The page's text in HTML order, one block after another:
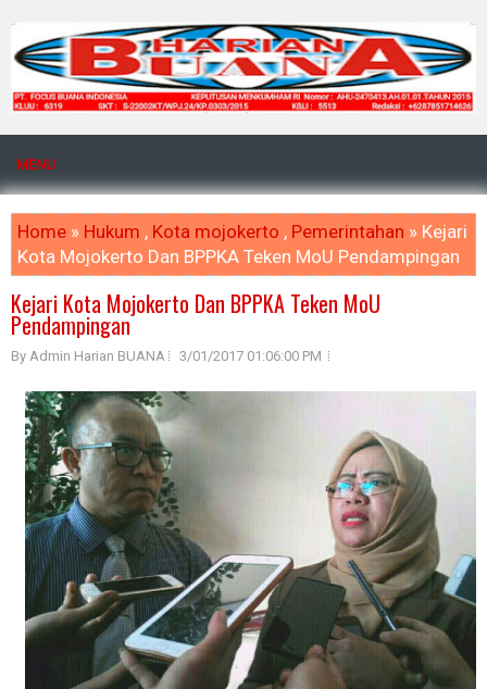
MENU
Home » Hukum , Kota mojokerto , Pemerintahan » Kejari
Kota Mojokerto Dan BPPKA Teken MoU Pendampingan
Kejari Kota Mojokerto Dan BPPKA Teken MoU
Pendampingan
By Admin Harian BUANA 3/01/2017 01:06:00 PM